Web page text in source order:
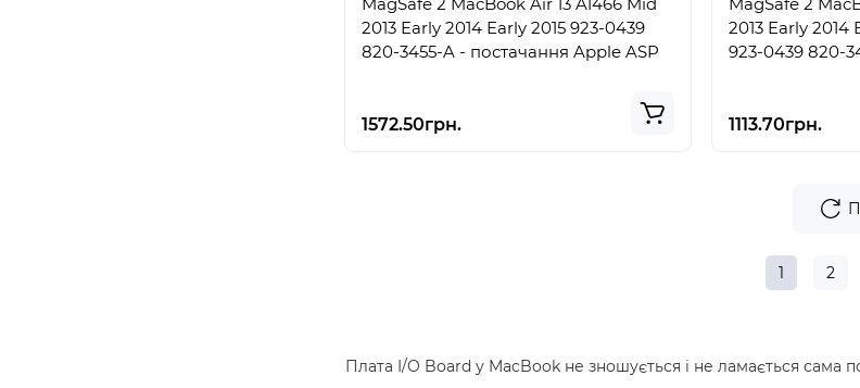
2013 Early 2014 Early 2015 923-0439
820-3455-A - постачання Apple ASP
1572.50грн.
2013 Early 2014
923-0439 820-
1113.70грн.
1 2
Плата I/O Board у MacBook не зношується і не ламається сама